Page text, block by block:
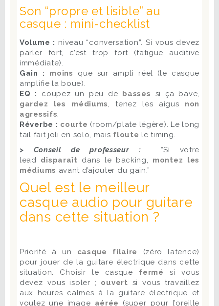
Son “propre et lisible” au
casque : mini-checklist
Volume : niveau “conversation”. Si vous devez
parler fort, c’est trop fort (fatigue auditive
immédiate).
Gain : moins
que sur ampli réel (le casque
amplifie la boue).
EQ :
coupez un peu de basses si ça bave,
gardez les médiums, tenez les aigus non
agressifs.
Réverbe : courte (room/plate légère). Le long
tail fait joli en solo, mais floute le timing.
> Conseil de professeur :
“Si votre
lead disparaît dans le backing, montez les
médiums avant d’ajouter du gain.”
Quel est le meilleur
casque audio pour guitare
dans cette situation ?
Priorité à un casque filaire
(zéro latence)
pour jouer de la guitare électrique dans cette
situation. Choisir le casque fermé
si vous
devez vous isoler ; ouvert si vous travaillez
aux heures calmes à la guitare électrique et
voulez une image aérée
(super pour l’oreille